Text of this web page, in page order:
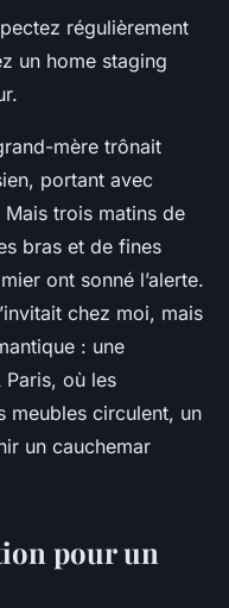
régulièrement
un home staging
mère trônait
portant avec
Mais trois matins de
bras et de fines
ont sonné l’alerte.
chez moi, mais
: une
où les
meubles circulent, un
un cauchemar
pour un